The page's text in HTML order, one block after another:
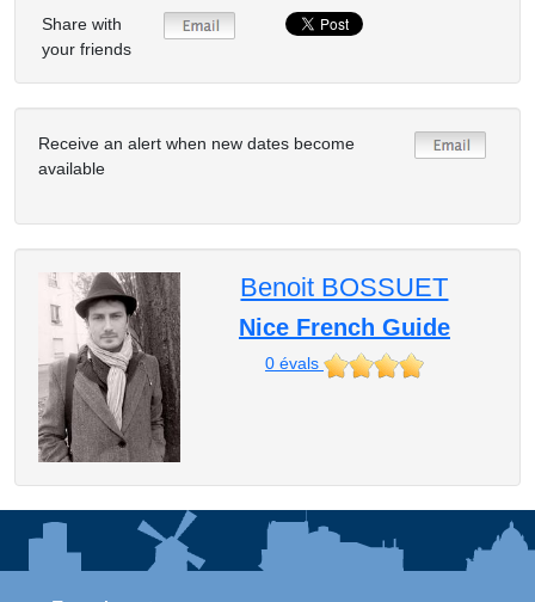
Share with
your friends
Receive an alert when new dates become
available
Benoit BOSSUET
Nice French Guide
0évals